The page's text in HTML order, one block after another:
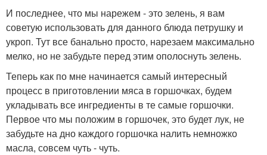
И последнее, что мы нарежем - это зелень, я вам
советую использовать для данного блюда петрушку и
укроп. Тут все банально просто, нарезаем максимально
мелко, но не забудьте перед этим ополоснуть зелень.
Теперь как по мне начинается самый интересный
процесс в приготовлении мяса в горшочках, будем
укладывать все ингредиенты в те самые горшочки.
Первое что мы положим в горшочек, это будет лук, не
забудьте на дно каждого горшочка налить немножко
масла, совсем чуть - чуть.